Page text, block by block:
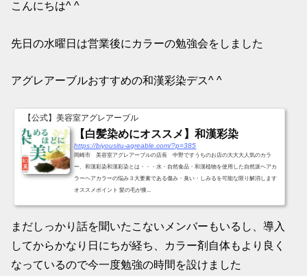
こんにちは^ ^
先日の水曜日は営業後にカラーの勉強会をしました
アグレアーブルおすすめの和漢彩染デス^ ^
【公式】美容室アグレアーブル
【白髪染めにオススメ】和漢彩染
https://biyousitu-agreable.com/?p=385
岡崎市 美容室アグレアーブルの店長 中野ですうちのお店の大大大人気のカラ
ー、和漢彩染和漢彩染とは・・・水・自然食品・和漢植物を使用した自然派ヘアカ
ラーヘアカラーの悩み３大要素である傷み・臭い・しみるを可能な限り解消します
オススメポイント 髪の毛が痩...
まだしっかり話を聞いたこないメンバーもいるし、導入
してからかなり日にちが経ち、カラー剤自体もより良く
なっているので今一度勉強の時間を設けました